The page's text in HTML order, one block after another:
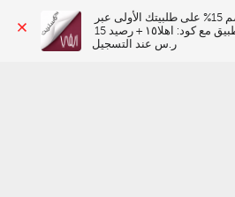
ر.س عند التسجيل